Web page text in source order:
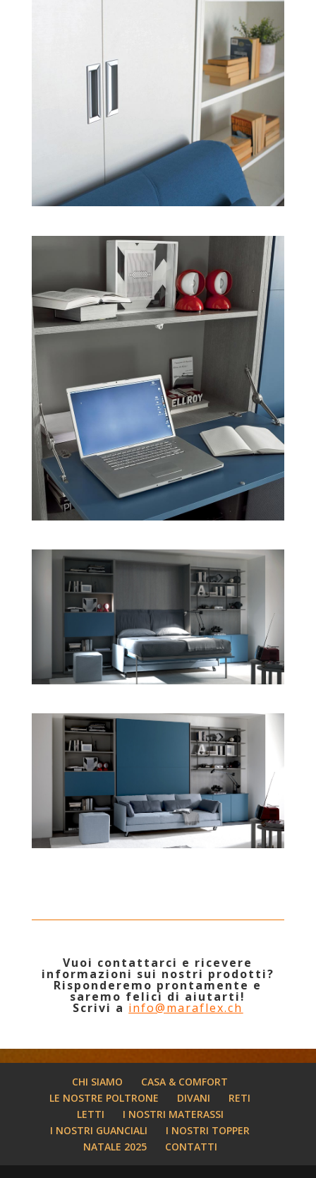
Vuoi contattarci e ricevere
informazioni sui nostri prodotti?
Risponderemo prontamente e
saremo felici di aiutarti!
Scrivi a info@maraflex.ch
CHI SIAMO
CASA & COMFORT
LE NOSTRE POLTRONE
DIVANI
RETI
LETTI
I NOSTRI MATERASSI
I NOSTRI GUANCIALI
I NOSTRI TOPPER
NATALE 2025
CONTATTI